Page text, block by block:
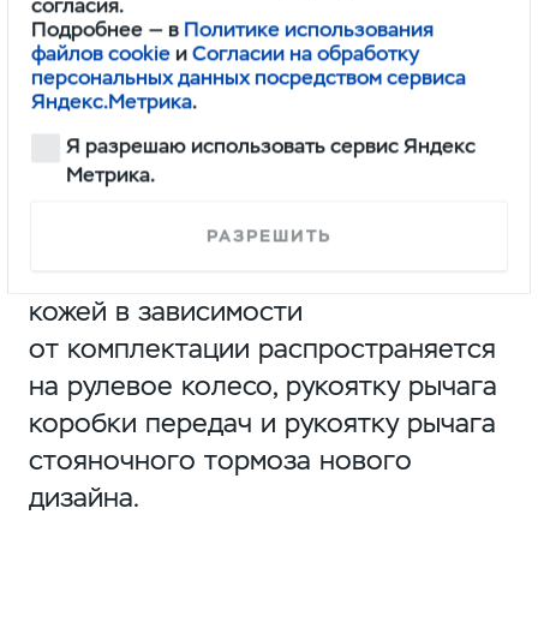
кожей в зависимости
от комплектации распространяется
на рулевое колесо, рукоятку рычага
коробки передач и рукоятку рычага
стояночного тормоза нового
дизайна.
согласия.
Подробнее — в Политике использования
файлов cookie иСогласии на обработку
персональных данных посредством сервиса
Яндекс.Метрика.
Я разрешаю использовать сервис Яндекс
Метрика.
РАЗРЕШИТЬ